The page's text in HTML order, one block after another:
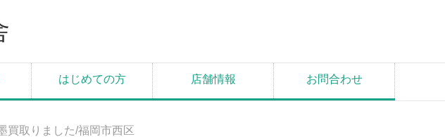
はじめての方 店舗情報 お問合わせ
買取りました/福岡市西区